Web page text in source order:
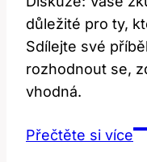
důležité pro ty,
Sdílejte své
rozhodnout se,
vhodná.
Přečtěte si více